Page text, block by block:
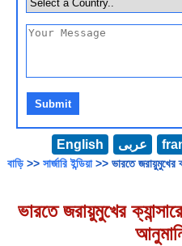
English عربى
বাড়ি>> সার্জারি ইন্ডিয়া>> ভারতে জরায়ুমুখের
ভারতে জরায়ুমুখের